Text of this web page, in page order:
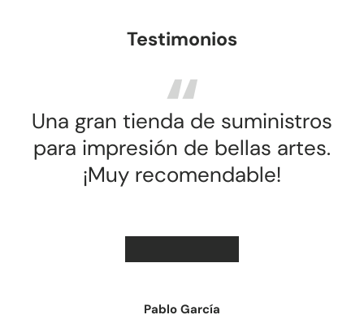
Testimonios
Una gran tienda de suministros
para impresión de bellas artes.
¡Muy recomendable!
Pablo García